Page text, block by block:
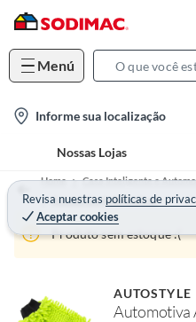
Menú
a
Informe sua localização
Nossas Lojas
Revisa nuestras políticas de
Aceptar cookies
Home
Casa Inteligente e
Acessórios Automotivos
Produto sem estoque :(
AUTOSTYLE
Automotiva